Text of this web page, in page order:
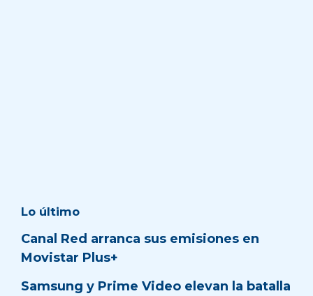
Lo último
Canal Red arranca sus emisiones en
Movistar Plus+
Samsung y Prime Video elevan la batalla